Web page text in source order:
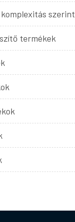
szerint
termékek